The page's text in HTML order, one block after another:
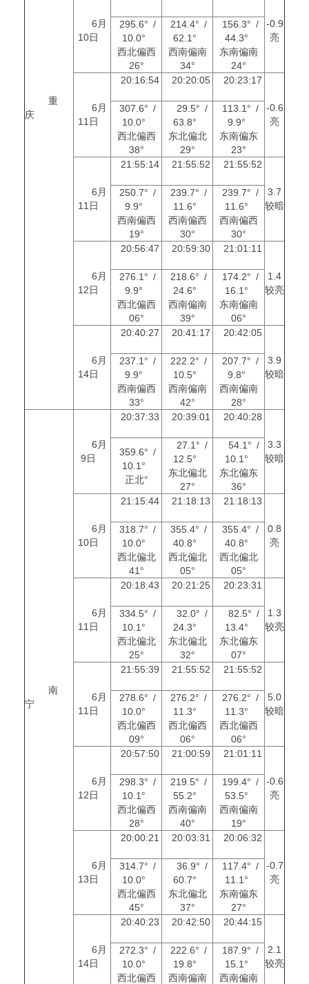
重
庆
6月
10日
-0.9
亮
295.6° /
10.0°
西北偏西
26°
214.4° /
62.1°
西南偏南
34°
156.3° /
44.3°
东南偏南
24°
6月
11日
20:16:54 20:20:05 20:23:17
-0.6
亮
307.6° /
10.0°
西北偏西
38°
29.5° /
63.8°
东北偏北
29°
113.1° /
9.9°
东南偏东
23°
6月
11日
21:55:14 21:55:52 21:55:52
3.7
较暗
250.7° /
9.9°
西南偏西
19°
239.7° /
11.6°
西南偏西
30°
239.7° /
11.6°
西南偏西
30°
6月
12日
20:56:47 20:59:30 21:01:11
1.4
较亮
276.1° /
9.9°
西北偏西
06°
218.6° /
24.6°
西南偏南
39°
174.2° /
16.1°
东南偏南
06°
6月
14日
20:40:27 20:41:17 20:42:05
3.9
较暗
237.1° /
9.9°
西南偏西
33°
222.2° /
10.5°
西南偏南
42°
207.7° /
9.8°
西南偏南
28°
南
宁
6月
9日
20:37:33 20:39:01 20:40:28
3.3
较暗
359.6° /
10.1°
正北°
27.1° /
12.5°
东北偏北
27°
54.1° /
10.1°
东北偏东
36°
6月
10日
21:15:44 21:18:13 21:18:13
0.8
亮
318.7° /
10.0°
西北偏北
41°
355.4° /
40.8°
西北偏北
05°
355.4° /
40.8°
西北偏北
05°
6月
11日
20:18:43 20:21:25 20:23:31
1.3
较亮
334.5° /
10.1°
西北偏北
25°
32.0° /
24.3°
东北偏北
32°
82.5° /
13.4°
东北偏东
07°
6月
11日
21:55:39 21:55:52 21:55:52
5.0
较暗
278.6° /
10.0°
西北偏西
09°
276.2° /
11.3°
西北偏西
06°
276.2° /
11.3°
西北偏西
06°
6月
12日
20:57:50 21:00:59 21:01:11
-0.6
亮
298.3° /
10.1°
西北偏西
28°
219.5° /
55.2°
西南偏南
40°
199.4° /
53.5°
西南偏南
19°
6月
13日
20:00:21 20:03:31 20:06:32
-0.7
亮
314.7° /
10.0°
西北偏西
45°
36.9° /
60.7°
东北偏北
37°
117.4° /
11.1°
东南偏东
27°
6月
14日
20:40:23 20:42:50 20:44:15
2.1
较亮
272.3° /
10.0°
西北偏西
222.6° /
19.8°
西南偏南
187.9° /
15.1°
西南偏南